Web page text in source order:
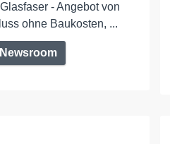
- Angebot von
ohne Baukosten, ...